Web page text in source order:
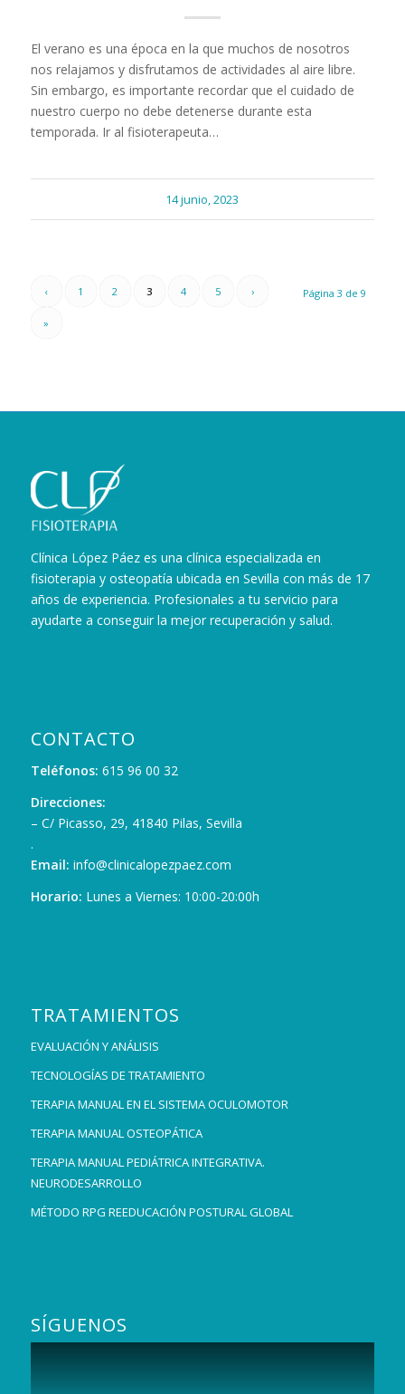
El verano es una época en la que muchos de nosotros
nos relajamos y disfrutamos de actividades al aire libre.
Sin embargo, es importante recordar que el cuidado de
nuestro cuerpo no debe detenerse durante esta
temporada. Ir al fisioterapeuta…
14 junio, 2023
Página 3 de 9
‹ 1 2 3 4 5 ›
»
Clínica López Páez es una clínica especializada en
fisioterapia y osteopatía ubicada en Sevilla con más de 17
años de experiencia. Profesionales a tu servicio para
ayudarte a conseguir la mejor recuperación y salud.
CONTACTO
Teléfonos: 615 96 00 32
Direcciones:
– C/ Picasso, 29, 41840 Pilas, Sevilla
.
Email: info@clinicalopezpaez.com
Horario: Lunes a Viernes: 10:00-20:00h
TRATAMIENTOS
EVALUACIÓN Y ANÁLISIS
TECNOLOGÍAS DE TRATAMIENTO
TERAPIA MANUAL EN EL SISTEMA OCULOMOTOR
TERAPIA MANUAL OSTEOPÁTICA
TERAPIA MANUAL PEDIÁTRICA INTEGRATIVA.
NEURODESARROLLO
MÉTODO RPG REEDUCACIÓN POSTURAL GLOBAL
SÍGUENOS